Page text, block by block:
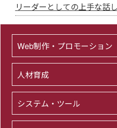
リーダーとしての上手な話
Web制作・プロモーション
人材育成
システム・ツール